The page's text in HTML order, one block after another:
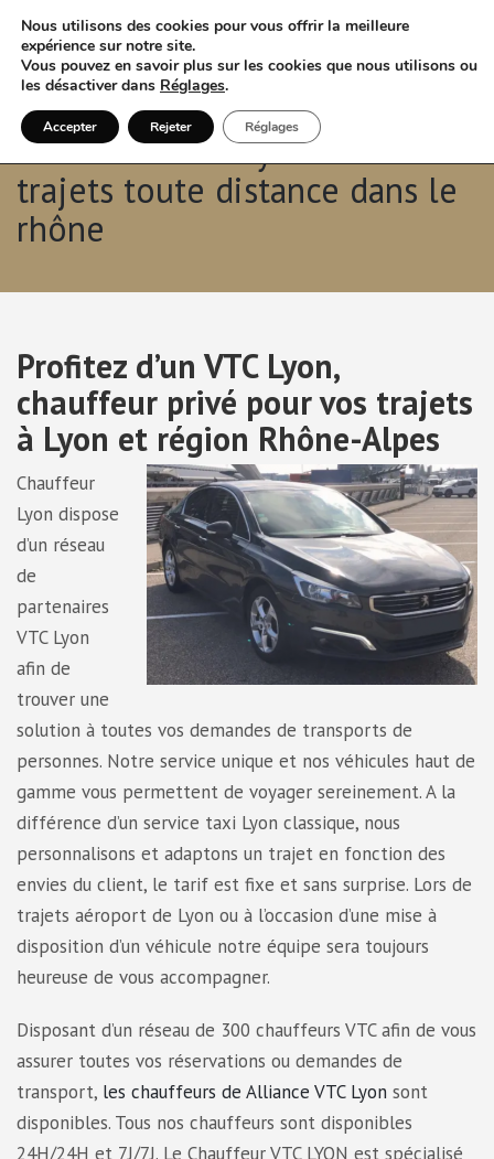
Chauffeur VTC Lyon : des
trajets toute distance dans le
rhône
Profitez d’un VTC Lyon,
chauffeur privé pour vos trajets
à Lyon et région Rhône-Alpes
Chauffeur
Lyon dispose
d’un réseau
de
partenaires
VTC Lyon
afin de
trouver une
solution à toutes vos demandes de transports de
personnes. Notre service unique et nos véhicules haut de
gamme vous permettent de voyager sereinement. A la
différence d’un service taxi Lyon classique, nous
personnalisons et adaptons un trajet en fonction des
envies du client, le tarif est fixe et sans surprise. Lors de
trajets aéroport de Lyon ou à l’occasion d’une mise à
disposition d’un véhicule notre équipe sera toujours
heureuse de vous accompagner.
Disposant d’un réseau de 300 chauffeurs VTC afin de vous
assurer toutes vos réservations ou demandes de
transport, les chauffeurs de Alliance VTC Lyon sont
disponibles. Tous nos chauffeurs sont disponibles
24H/24H et 7J/7J. Le Chauffeur VTC LYON est spécialisé
Nous utilisons des cookies pour vous offrir la meilleure
expérience sur notre site.
Vous pouvez en savoir plus sur les cookies que nous utilisons ou
les désactiver dans Réglages.
Accepter Rejeter Réglages